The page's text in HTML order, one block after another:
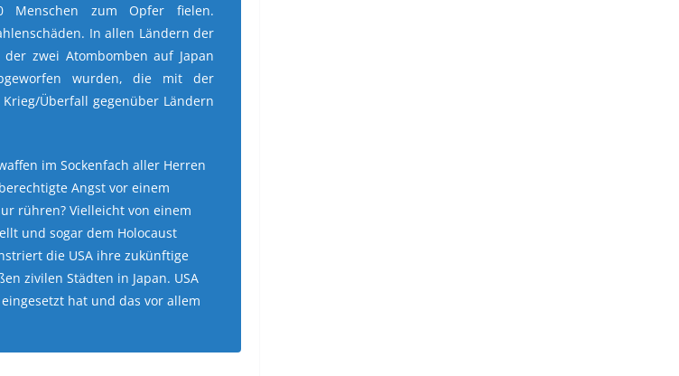
Menschen zum Opfer fielen.
In allen Ländern der
zwei Atombomben auf Japan
wurden, die mit der
Überfall gegenüber Ländern
im Sockenfach aller Herren
Angst vor einem
rühren? Vielleicht von einem
und sogar dem Holocaust
die USA ihre zukünftige
zivilen Städten in Japan. USA
hat und das vor allem